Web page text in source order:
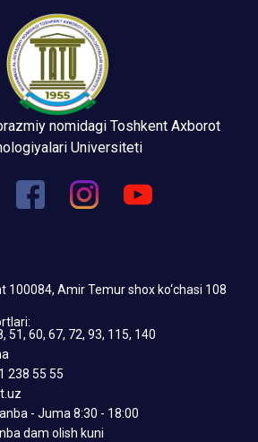
nomidagi Toshkent Axborot
Universiteti
100084, Amir Temur shox ko‘chasi 108
51, 60, 67, 72, 93, 115, 140
238 55 55
- Juma 8:30 - 18:00
dam olish kuni